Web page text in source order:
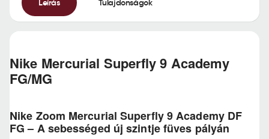
Leírás Tulajdonságok
Nike Mercurial Superfly 9 Academy
FG/MG
Nike Zoom Mercurial Superfly 9 Academy DF
FG – A sebességed új szintje füves pályán